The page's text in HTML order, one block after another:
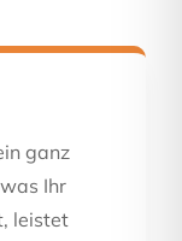
ganz
Ihr
leistet